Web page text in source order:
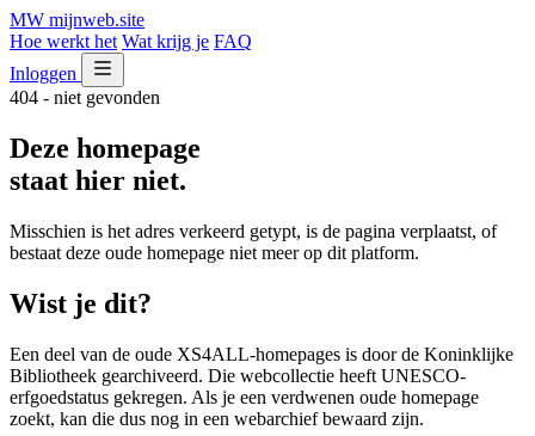
MW mijnweb.site
Hoe werkt het Wat krijg je FAQ
Inloggen
404 - niet gevonden
Deze homepage
staat hier niet.
Misschien is het adres verkeerd getypt, is de pagina verplaatst, of
bestaat deze oude homepage niet meer op dit platform.
Wist je dit?
Een deel van de oude XS4ALL-homepages is door de Koninklijke
Bibliotheek gearchiveerd. Die webcollectie heeft UNESCO-
erfgoedstatus gekregen. Als je een verdwenen oude homepage
zoekt, kan die dus nog in een webarchief bewaard zijn.